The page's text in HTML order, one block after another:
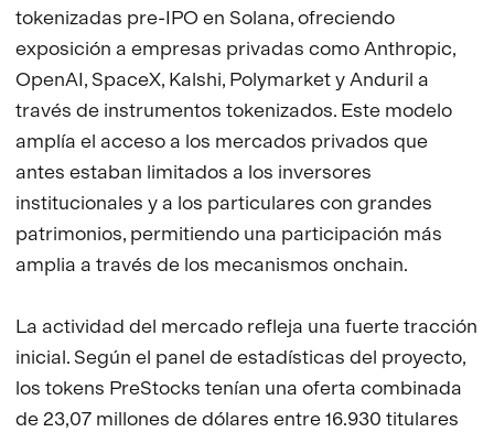
tokenizadas pre-IPO en Solana, ofreciendo
exposición a empresas privadas como Anthropic,
OpenAI, SpaceX, Kalshi, Polymarket y Anduril a
través de instrumentos tokenizados. Este modelo
amplía el acceso a los mercados privados que
antes estaban limitados a los inversores
institucionales y a los particulares con grandes
patrimonios, permitiendo una participación más
amplia a través de los mecanismos onchain.
La actividad del mercado refleja una fuerte tracción
inicial. Según el panel de estadísticas del proyecto,
los tokens PreStocks tenían una oferta combinada
de 23,07 millones de dólares entre 16.930 titulares